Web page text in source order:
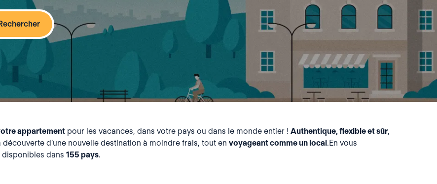
appartement pour les vacances, dans votre pays ou dans le monde entier ! Authentique, flexible et sûr,
d’une nouvelle destination à moindre frais, tout en voyageant comme un local.En vous
disponibles dans 155 pays.